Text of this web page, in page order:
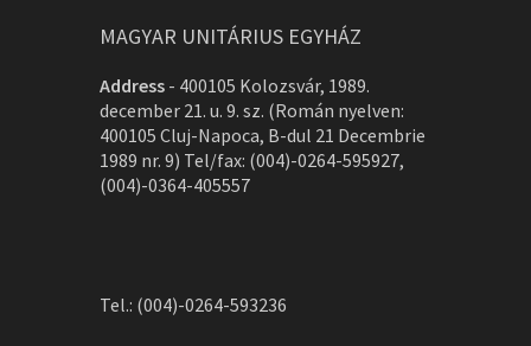
MAGYAR UNITÁRIUS EGYHÁZ
Address - 400105 Kolozsvár, 1989.
december 21. u. 9. sz. (Román nyelven:
400105 Cluj-Napoca, B-dul 21 Decembrie
1989 nr. 9) Tel/fax: (004)-0264-595927,
(004)-0364-405557
Tel.: (004)-0264-593236